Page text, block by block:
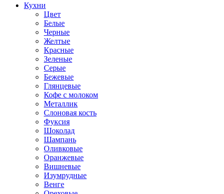
Кухни
Цвет
Белые
Черные
Желтые
Красные
Зеленые
Серые
Бежевые
Глянцевые
Кофе с молоком
Металлик
Слоновая кость
Фуксия
Шоколад
Шампань
Оливковые
Оранжевые
Вишневые
Изумрудные
Венге